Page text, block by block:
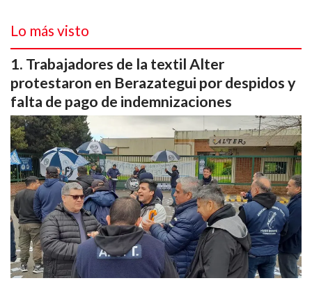
Lo más visto
Trabajadores de la textil Alter
protestaron en Berazategui por despidos y
falta de pago de indemnizaciones